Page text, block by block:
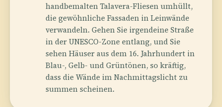
handbemalten Talavera-Fliesen umhüllt,
die gewöhnliche Fassaden in Leinwände
verwandeln. Gehen Sie irgendeine Straße
in der UNESCO-Zone entlang, und Sie
sehen Häuser aus dem 16. Jahrhundert in
Blau-, Gelb- und Grüntönen, so kräftig,
dass die Wände im Nachmittagslicht zu
summen scheinen.